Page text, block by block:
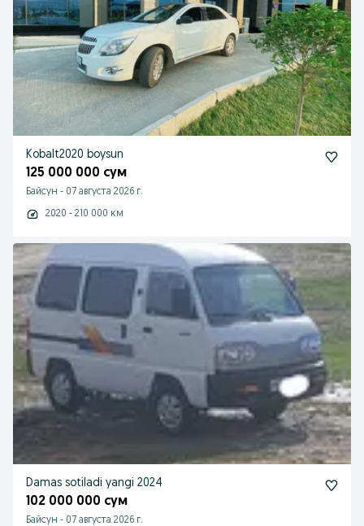
Kobalt2020 boysun
125 000 000 сум
Байсун - 07 августа 2026 г.
2020 - 210 000 км
Damas sotiladi yangi 2024
102 000 000 сум
Байсун - 07 августа 2026 г.